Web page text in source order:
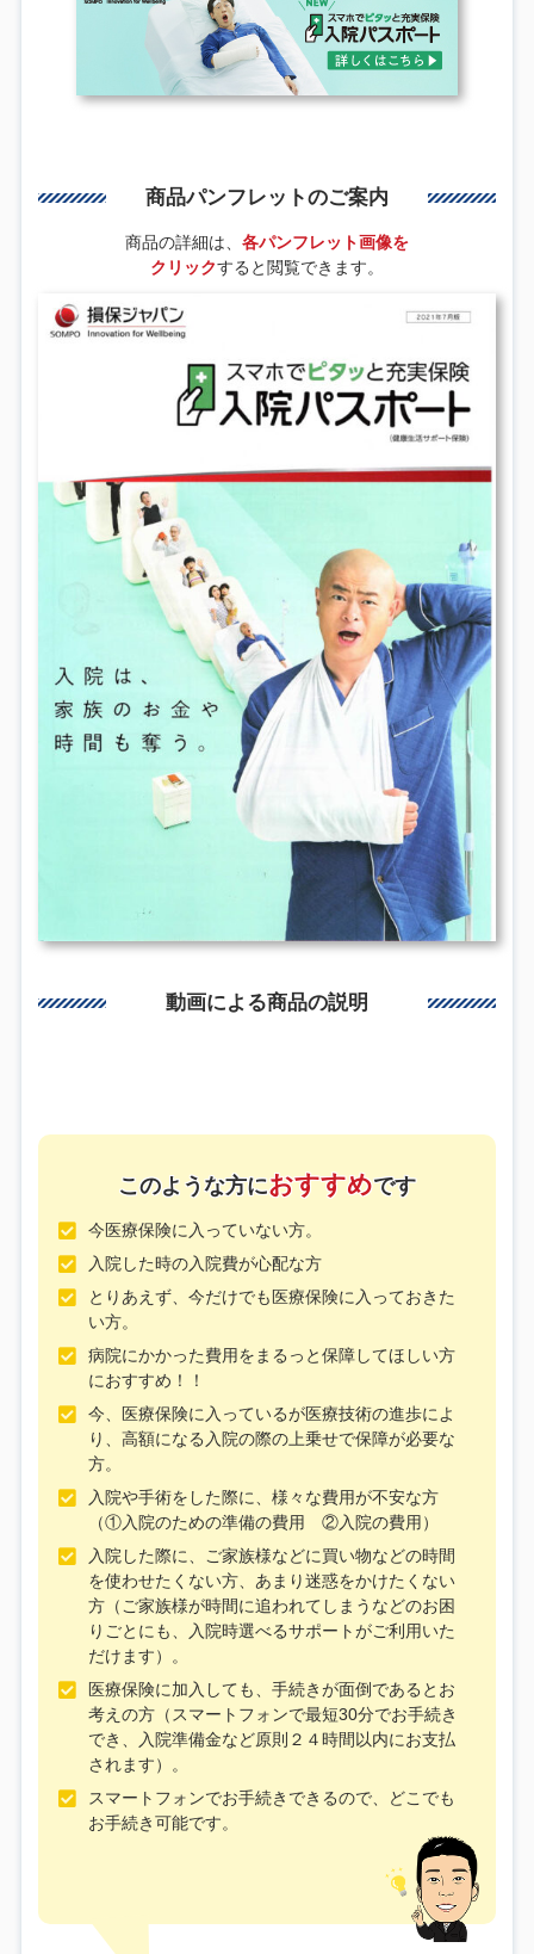
商品パンフレットのご案内
商品の詳細は、 各パンフレット画像を
クリックすると閲覧できます。
動画による商品の説明
このような方におすすめです
今医療保険に入っていない方。
入院した時の入院費が心配な方
とりあえず、今だけでも医療保険に入っておきた
い方。
病院にかかった費用をまるっと保障してほしい方
におすすめ！！
今、医療保険に入っているが医療技術の進歩によ
り、高額になる入院の際の上乗せで保障が必要な
方。
入院や手術をした際に、様々な費用が不安な方
（①入院のための準備の費用 ②入院の費用）
入院した際に、ご家族様などに買い物などの時間
を使わせたくない方、あまり迷惑をかけたくない
方（ご家族様が時間に追われてしまうなどのお困
りごとにも、入院時選べるサポートがご利用いた
だけます）。
医療保険に加入しても、手続きが面倒であるとお
考えの方（スマートフォンで最短30分でお手続き
でき、入院準備金など原則２４時間以内にお支払
されます）。
スマートフォンでお手続きできるので、どこでも
お手続き可能です。